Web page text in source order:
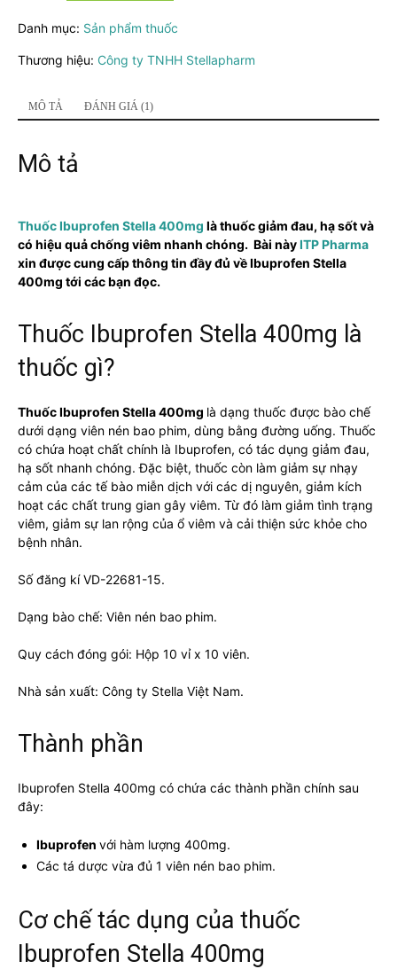
số
Danh mục: Sản phẩm thuốc
Thương hiệu: Công ty TNHH Stellapharm
MÔ TẢ ĐÁNH GIÁ (1)
Mô tả
Thuốc Ibuprofen Stella 400mg là thuốc giảm đau, hạ sốt và
có hiệu quả chống viêm nhanh chóng. Bài nàyITP Pharma
xin được cung cấp thông tin đầy đủ về Ibuprofen Stella
400mg tới các bạn đọc.
Thuốc Ibuprofen Stella 400mg là
thuốc gì?
Thuốc Ibuprofen Stella 400mg là dạng thuốc được bào chế
dưới dạng viên nén bao phim, dùng bằng đường uống. Thuốc
có chứa hoạt chất chính là Ibuprofen, có tác dụng giảm đau,
hạ sốt nhanh chóng. Đặc biệt, thuốc còn làm giảm sự nhạy
cảm của các tế bào miễn dịch với các dị nguyên, giảm kích
hoạt các chất trung gian gây viêm. Từ đó làm giảm tình trạng
viêm, giảm sự lan rộng của ổ viêm và cải thiện sức khỏe cho
bệnh nhân.
Số đăng kí VD-22681-15.
Dạng bào chế: Viên nén bao phim.
Quy cách đóng gói: Hộp 10 vỉ x 10 viên.
Nhà sản xuất: Công ty Stella Việt Nam.
Thành phần
Ibuprofen Stella 400mg có chứa các thành phần chính sau
đây:
Ibuprofen với hàm lượng 400mg.
Các tá dược vừa đủ 1 viên nén bao phim.
Cơ chế tác dụng của thuốc
Ibuprofen Stella 400mg